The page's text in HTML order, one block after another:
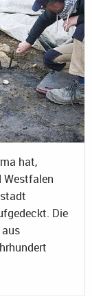
hat,
Westfalen
Die